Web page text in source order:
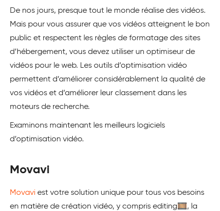
De nos jours, presque tout le monde réalise des vidéos.
Mais pour vous assurer que vos vidéos atteignent le bon
public et respectent les règles de formatage des sites
d’hébergement, vous devez utiliser un optimiseur de
vidéos pour le web. Les outils d’optimisation vidéo
permettent d’améliorer considérablement la qualité de
vos vidéos et d’améliorer leur classement dans les
moteurs de recherche.
Examinons maintenant les meilleurs logiciels
d’optimisation vidéo.
Movavi
Movavi est votre solution unique pour tous vos besoins
en matière de création vidéo, y compris editing🎞️, la